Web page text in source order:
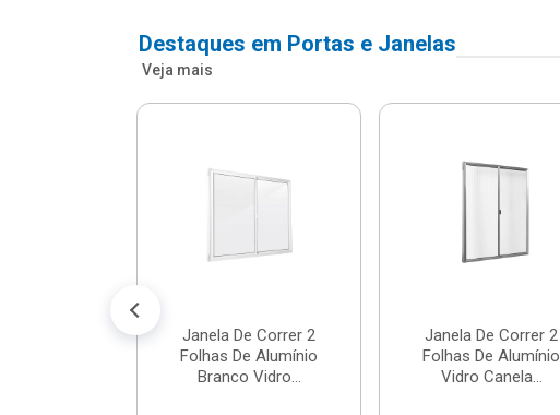
Destaques em Portas e Janelas
Veja mais
Janela De Correr 2
Folhas De Alumínio
Branco Vidro...
Janela De Correr 2
Folhas De Alumínio
Vidro Canela...